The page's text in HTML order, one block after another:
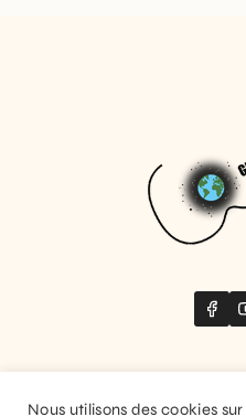
Nous utilisons des cookies